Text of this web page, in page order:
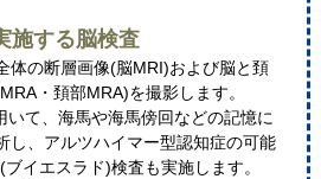
施する脳検査
体の断層画像(脳MRI)および脳と頚
・頚部MRA)を撮影します。
いて、海馬や海馬傍回などの記憶に
し、アルツハイマー型認知症の可能
イエスラド)検査も実施します。